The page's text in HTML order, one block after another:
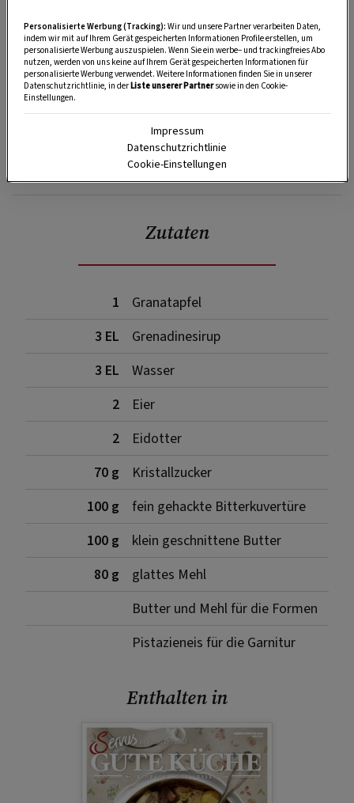
SPEICHERN DRUCKEN
Zutaten
1
Granatapfel
3 EL
Grenadinesirup
3 EL
Wasser
2
Eier
2
Eidotter
70 g
Kristallzucker
100 g
fein gehackte Bitterkuvertüre
100 g
klein geschnittene Butter
80 g
glattes Mehl
Butter und Mehl für die Formen
Pistazieneis für die Garnitur
Enthalten in
Personalisierte Werbung (Tracking): Wir und unsere Partner verarbeiten Daten,
indem wir mit auf Ihrem Gerät gespeicherten Informationen Profile erstellen, um
personalisierte Werbung auszuspielen. Wenn Sie ein werbe– und trackingfreies Abo
nutzen, werden von uns keine auf Ihrem Gerät gespeicherten Informationen für
personalisierte Werbung verwendet. Weitere Informationen finden Sie in unserer
Datenschutzrichtlinie, in derListe unserer Partnersowie in den Cookie-
Einstellungen.
Impressum
Datenschutzrichtlinie
Cookie-Einstellungen